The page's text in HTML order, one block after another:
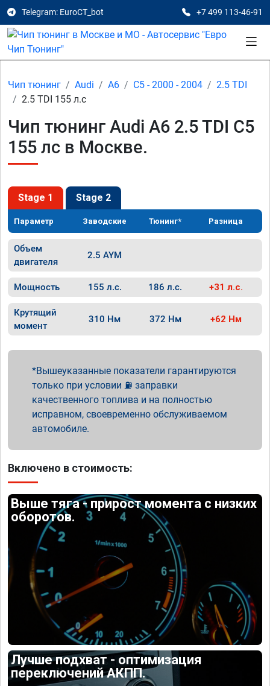
Telegram: EuroCT_bot +7 499 113-46-91
Чип тюнинг Audi A6 C5 - 2000 - 2004
2.5 TDI
2.5 TDI 155 л.с
Чип тюнинг Audi A6 2.5 TDI C5
155 лс в Москве.
Stage 1 Stage 2
Параметр Заводские Тюнинг* Разница
Объем
двигателя
2.5 AYM
Мощность 155 л.с. 186 л.с. +31 л.с.
Крутящий
момент
310 Нм 372 Нм +62 Нм
Вышеуказанные показатели гарантируются
только при условии ⛽ заправки
качественного топлива и на полностью
исправном, своевременно обслуживаемом
автомобиле.
Включено в стоимость:
Выше тяга - прирост момента с низких
оборотов.
Лучше подхват - оптимизация
переключений АКПП.